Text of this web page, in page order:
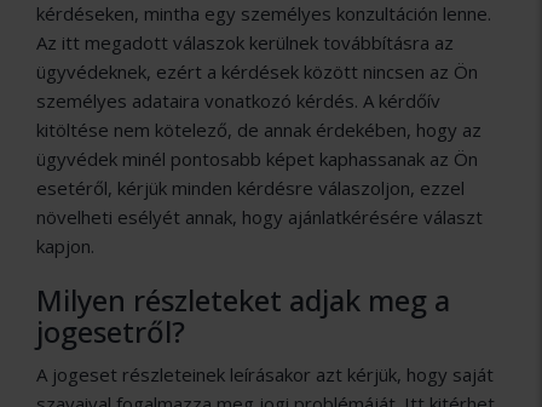
kérdéseken, mintha egy személyes konzultáción lenne.
Az itt megadott válaszok kerülnek továbbításra az
ügyvédeknek, ezért a kérdések között nincsen az Ön
személyes adataira vonatkozó kérdés. A kérdőív
kitöltése nem kötelező, de annak érdekében, hogy az
ügyvédek minél pontosabb képet kaphassanak az Ön
esetéről, kérjük minden kérdésre válaszoljon, ezzel
növelheti esélyét annak, hogy ajánlatkérésére választ
kapjon.
Milyen részleteket adjak meg a
jogesetről?
A jogeset részleteinek leírásakor azt kérjük, hogy saját